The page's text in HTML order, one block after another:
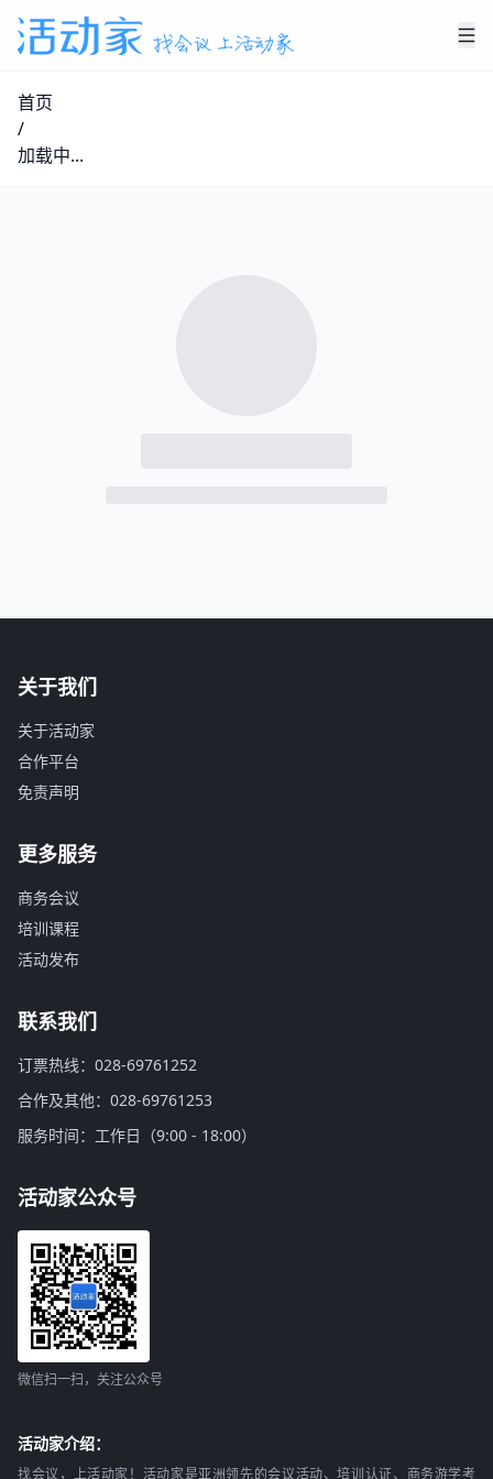
首页
/
加载中...
关于我们
关于活动家
合作平台
免责声明
更多服务
商务会议
培训课程
活动发布
联系我们
订票热线：028-69761252
合作及其他：028-69761253
服务时间：工作日（9:00 - 18:00）
活动家公众号
微信扫一扫，关注公众号
活动家介绍：
找会议，上活动家！活动家是亚洲领先的会议活动、培训认证、商务游学考